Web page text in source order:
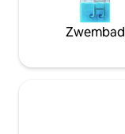
Zwembad